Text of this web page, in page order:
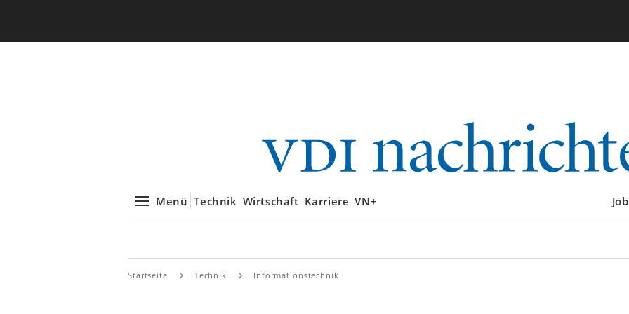
Menü Technik Wirtschaft Karriere VN+
Startseite Technik Informationstechnik